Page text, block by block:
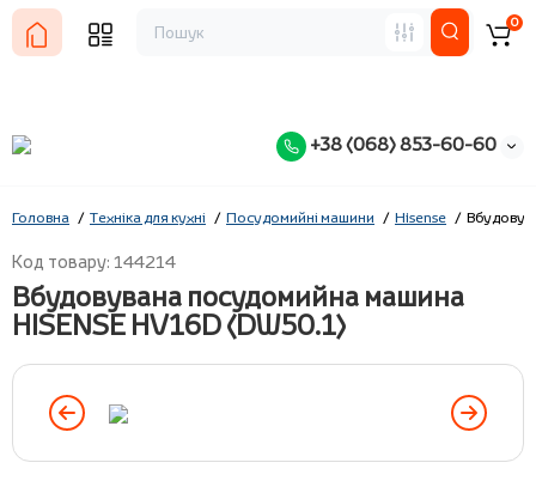
+38 (068) 853-60-60
0
Головна Техніка для кухні Посудомийні машини Hisense
Код товару: 144214
Вбудовувана посудомийна машина
HISENSE HV16D (DW50.1)